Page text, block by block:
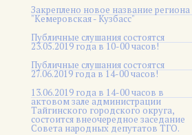
Закреплено новое название региона
"Кемеровская - Кузбасс"
Публичные слушания состоятся
23.05.2019 года в 10-00 часов!
Публичные слушания состоятся
27.06.2019 года в 14-00 часов!
13.06.2019 года в 14-00 часов в
актовом зале администрации
Тайгинского городского округа,
состоится внеочередное заседание
Совета народных депутатов ТГО.